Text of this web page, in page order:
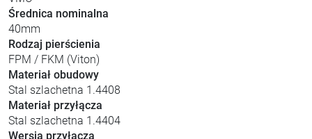
Średnica nominalna
40mm
Rodzaj pierścienia
FPM / FKM (Viton)
Materiał obudowy
Stal szlachetna 1.4408
Materiał przyłącza
Stal szlachetna 1.4404
Wersja przyłącza